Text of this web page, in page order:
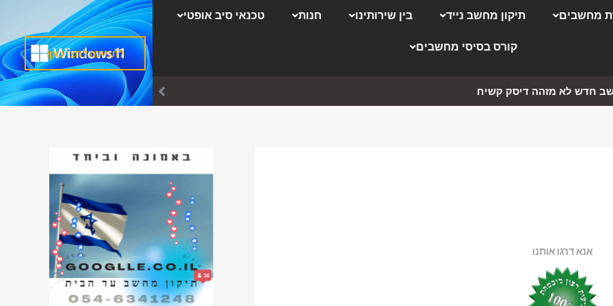
מחשבים תיקון מחשב נייד בין שירותינו חנות טכנאי סיב אופטי
קורס בסיסי מחשבים
חדש לא מזהה דיסק קשיח
לתמיכה לחצו כאן!
אנא דרגו אותנו
ק